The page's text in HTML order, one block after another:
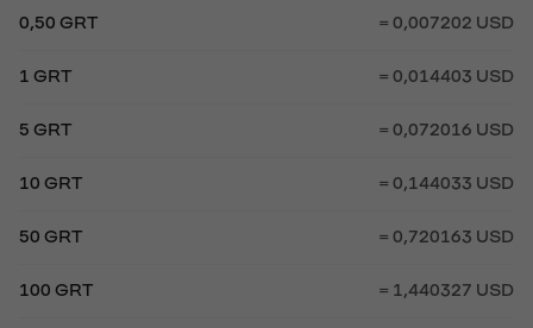
0,50 GRT = 0,007202 USD
1 GRT = 0,014403 USD
5 GRT = 0,072016 USD
10 GRT = 0,144033 USD
50 GRT = 0,720163 USD
100 GRT = 1,440327 USD